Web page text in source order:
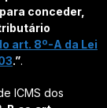
conceder,
art. 8º-A da Lei
.”.
ICMS dos